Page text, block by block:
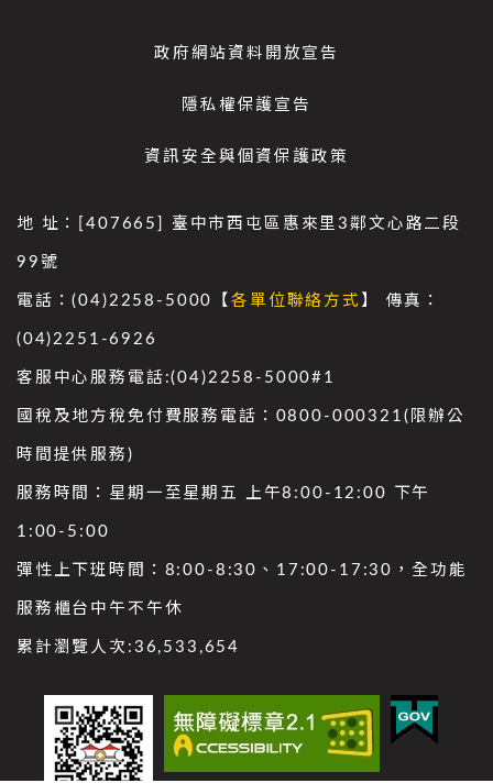
政府網站資料開放宣告
隱私權保護宣告
資訊安全與個資保護政策
地 址：[407665] 臺中市西屯區惠來里3鄰文心路二段
99號
電話：(04)2258-5000【各單位聯絡方式 】 傳真：
(04)2251-6926
客服中心服務電話:(04)2258-5000#1
國稅及地方稅免付費服務電話：0800-000321(限辦公
時間提供服務)
服務時間：星期一至星期五 上午8:00-12:00 下午
1:00-5:00
彈性上下班時間：8:00-8:30、17:00-17:30，全功能
服務櫃台中午不午休
累計瀏覽人次: 36,533,654